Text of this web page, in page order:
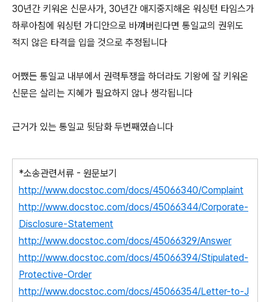
30년간 키워온 신문사가, 30년간 애지중지해온 워싱턴 타임스가
하루아침에 워싱턴 가디안으로 바껴버린다면 통일교의 권위도
적지 않은 타격을 입을 것으로 추정됩니다
어쨌든 통일교 내부에서 권력투쟁을 하더라도 기왕에 잘 키워온
신문은 살리는 지혜가 필요하지 않나 생각됩니다
근거가 있는 통일교 뒷담화 두번째였습니다
*소송관련서류 - 원문보기
http://www.docstoc.com/docs/45066340/Complaint
http://www.docstoc.com/docs/45066344/Corporate-
Disclosure-Statement
http://www.docstoc.com/docs/45066329/Answer
http://www.docstoc.com/docs/45066394/Stipulated-
Protective-Order
http://www.docstoc.com/docs/45066354/Letter-to-J